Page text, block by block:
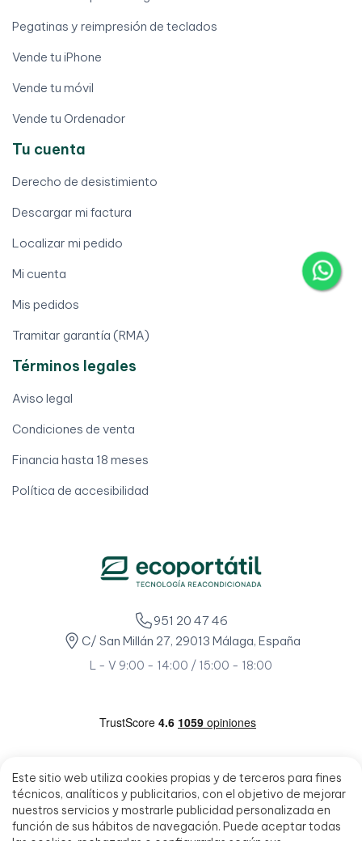
Este sitio web utiliza cookies propias y de terceros para fines
técnicos, analíticos y publicitarios, con el objetivo de mejorar
nuestros servicios y mostrarle publicidad personalizada en
función de sus hábitos de navegación. Puede aceptar todas
Pegatinas y reimpresión de teclados
Vende tu iPhone
Vende tu móvil
Vende tu Ordenador
Tu cuenta
Derecho de desistimiento
Descargar mi factura
Localizar mi pedido
Mi cuenta
Mis pedidos
Tramitar garantía (RMA)
Términos legales
Aviso legal
Condiciones de venta
Financia hasta 18 meses
Política de accesibilidad
951 20 47 46
C/ San Millán 27, 29013 Málaga, España
L - V 9:00 - 14:00 / 15:00 - 18:00